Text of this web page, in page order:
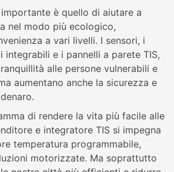
è quello di aiutare a
nel modo più ecologico,
a vari livelli. I sensori, i
e i pannelli a parete TIS,
alle persone vulnerabili e
aumentano anche la sicurezza e
di rendere la vita più facile alle
e integratore TIS si impegna
temperatura programmabile,
motorizzate. Ma soprattutto